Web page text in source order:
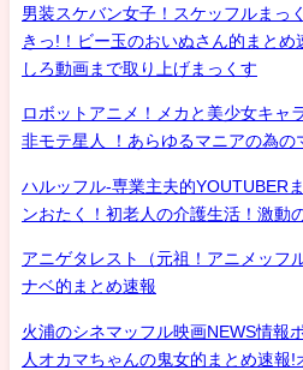
男装スケバン女子！スケッフルまっ
きっ!！ビー玉のおいぬさん的まと
しろ動画まで取り上げまっくす
ロボットアニメ！メカと美少女キャ
非モテ星人 ！あらゆるマニアの為の
ハルッフル-専業主夫的YOUTUBER
ンおたく！初老人の介護生活！激動
アニゲタレスト（元祖！アニメッ
ナベ的まとめ速報
火浦のシネマッフル映画NEWS情報
人オカマちゃんの鬼女的まとめ速報